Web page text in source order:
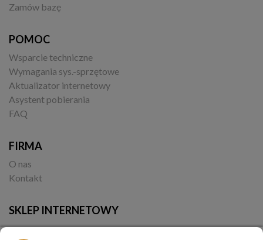
Zamów bazę
POMOC
Wsparcie techniczne
Wymagania sys.-sprzętowe
Aktualizator internetowy
Asystent pobierania
FAQ
FIRMA
O nas
Kontakt
SKLEP INTERNETOWY